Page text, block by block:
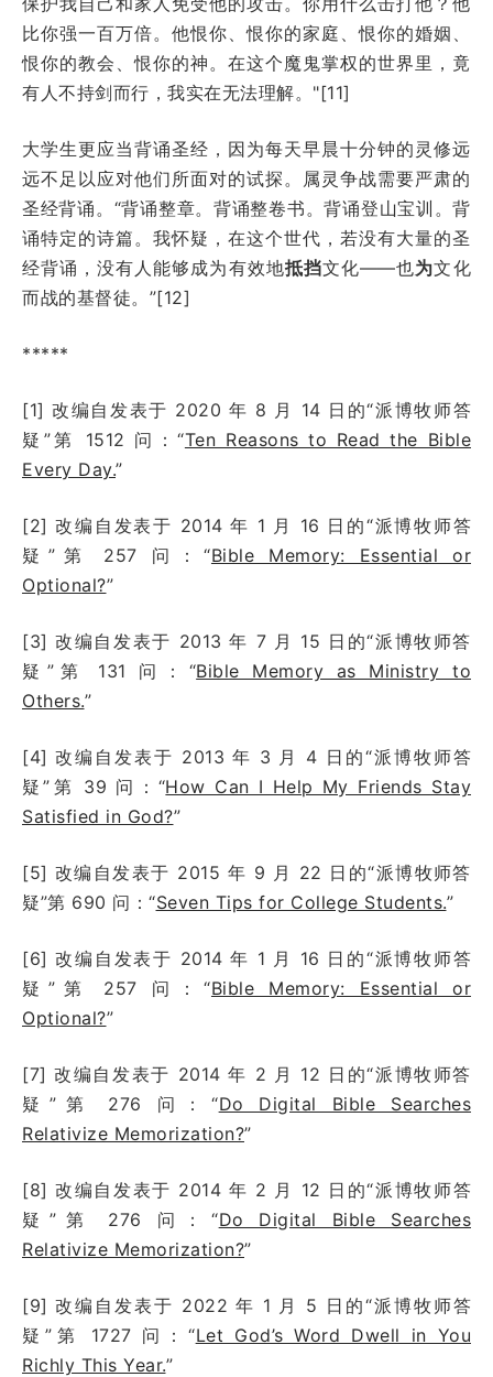
比你强一百万倍。他恨你、恨你的家庭、恨你的婚姻、
恨你的教会、恨你的神。在这个魔鬼掌权的世界里，竟
有人不持剑而行，我实在无法理解。"[11]
大学生更应当背诵圣经，因为每天早晨十分钟的灵修远
远不足以应对他们所面对的试探。属灵争战需要严肃的
圣经背诵。“背诵整章。背诵整卷书。背诵登山宝训。背
诵特定的诗篇。我怀疑，在这个世代，若没有大量的圣
经背诵，没有人能够成为有效地抵挡文化——也为文化
而战的基督徒。”[12]
*****
[1] 改编自发表于 2020 年 8 月 14 日 的“派博牧师答
疑”第 1512 问：“Ten Reasons to Read the Bible
Every Day.”
[2] 改编自发表于 2014 年 1 月 16 日的“派博牧师答
疑”第 257 问：“Bible Memory: Essential or
Optional?”
[3] 改编自发表于 2013 年 7 月 15 日的“派博牧师答
疑”第 131 问：“Bible Memory as Ministry to
Others.”
[4] 改编自发表于 2013 年 3 月 4 日的“派博牧师答
疑”第 39 问：“How Can I Help My Friends Stay
Satisfied in God?”
[5] 改编自发表于 2015 年 9 月 22 日的“派博牧师答
疑”第 690 问：“Seven Tips for College Students.”
[6] 改编自发表于 2014 年 1 月 16 日的“派博牧师答
疑”第 257 问：“Bible Memory: Essential or
Optional?”
[7] 改编自发表于 2014 年 2 月 12 日的“派博牧师答
疑”第 276 问：“Do Digital Bible Searches
Relativize Memorization?”
[8] 改编自发表于 2014 年 2 月 12 日的“派博牧师答
疑”第 276 问：“Do Digital Bible Searches
Relativize Memorization?”
[9] 改编自发表于 2022 年 1 月 5 日的“派博牧师答
疑”第 1727 问：“Let God’s Word Dwell in You
Richly This Year.”